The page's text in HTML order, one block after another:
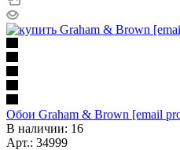
Обои Graham & Brown [email
В наличии: 16
Арт.: 34999